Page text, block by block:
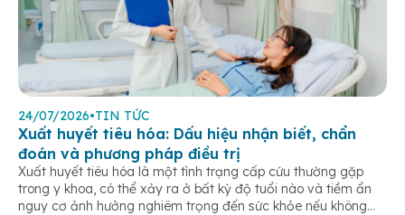
24/07/2026•TIN TỨC
Xuất huyết tiêu hóa: Dấu hiệu nhận biết, chẩn
đoán và phương pháp điều trị
Xuất huyết tiêu hóa là một tình trạng cấp cứu thường gặp
trong y khoa, có thể xảy ra ở bất kỳ độ tuổi nào và tiềm ẩn
nguy cơ ảnh hưởng nghiêm trọng đến sức khỏe nếu không